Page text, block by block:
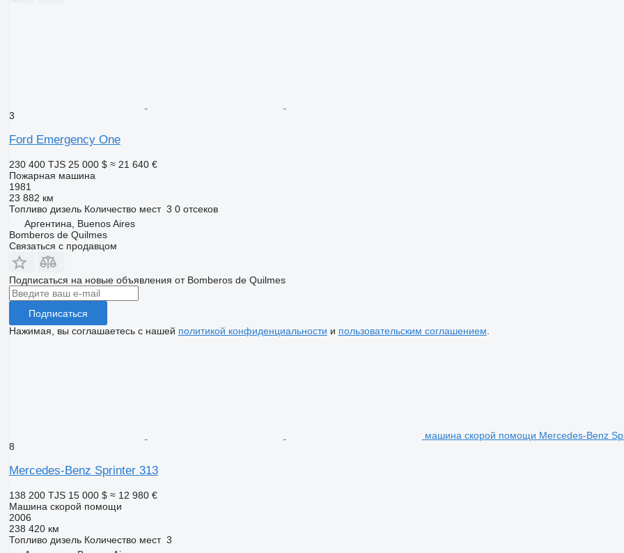
3
Ford Emergency One
230 400 TJS 25 000 $ ≈ 21 640 €
Пожарная машина
1981
23 882 км
Топливо дизель Количество мест 3 0 отсеков
Аргентина, Buenos Aires
Bomberos de Quilmes
Связаться с продавцом
Подписаться на новые объявления от Bomberos de Quilmes
Подписаться
Нажимая, вы соглашаетесь с нашей политикой конфиденциальности и пользовательским соглашением
машина скорой помощи Mercedes-Benz
8
Mercedes-Benz Sprinter 313
138 200 TJS 15 000 $ ≈ 12 980 €
Машина скорой помощи
2006
238 420 км
Топливо дизель Количество мест 3